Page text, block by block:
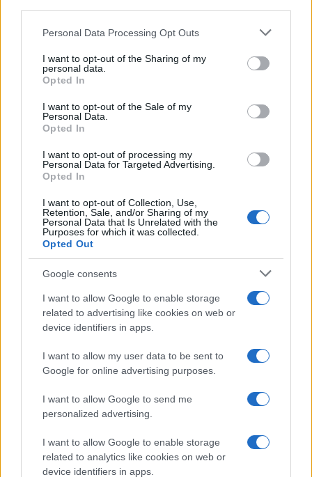
Please note that this website/app uses one or more Google
not limited to your visit or usage behaviour. You may click to
grant or deny consent to Google and its third-party tags to
use your data for below specified purposes in below Google
consent section.
Personal Data Processing Opt Outs
I want to opt-out of the Sharing of my
personal data.
Opted In
I want to opt-out of the Sale of my
Personal Data.
Opted In
I want to opt-out of processing my
Personal Data for Targeted Advertising.
Opted In
I want to opt-out of Collection, Use,
Retention, Sale, and/or Sharing of my
Personal Data that Is Unrelated with the
Purposes for which it was collected.
Opted Out
Google consents
I want to allow Google to enable storage
related to advertising like cookies on web or
device identifiers in apps.
I want to allow my user data to be sent to
Google for online advertising purposes.
I want to allow Google to send me
personalized advertising.
I want to allow Google to enable storage
related to analytics like cookies on web or
device identifiers in apps.
ευρώ σε 843 μέσα
ενημέρωσης- Ξεκίνησε το
πενταετές πρόγραμμα
Metlen: Ρεκόρ EBITDA στο
α' εξάμηνο, στα 550 εκατ.
ευρώ – Καθαρά κέρδη 313
εκατ. ευρώ
Η Chery επενδύει 75 εκατ. δολάρια στην KG Mobility
Ατρόμητος και Novibet
18η συνεχόμενη χρονιά για τον ΟΤΕ στη διεθνή σειρά
δεικτών FTSE4Good